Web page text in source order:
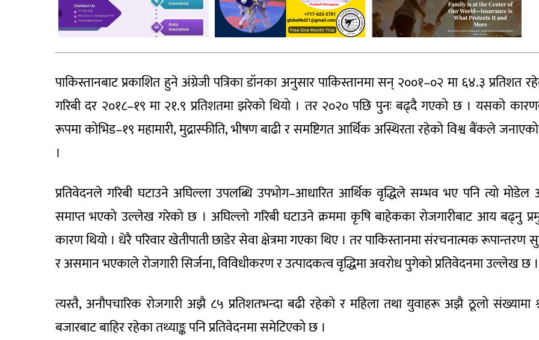
पाकिस्तानबाट प्रकाशित हुने अंग्रेजी पत्रिका डॉनका अनुसार पाकिस्तानमा सन् २००१–०२ मा ६४.३ प्रतिशत
गरिबी दर २०१८–१९ मा २१.९ प्रतिशतमा झरेको थियो । तर २०२० पछि पुनः बढ्दै गएको छ । यसको
रूपमा कोभिड–१९ महामारी, मुद्रास्फीति, भीषण बाढी र समष्टिगत आर्थिक अस्थिरता रहेको विश्व बैंकले
।
प्रतिवेदनले गरिबी घटाउने अघिल्ला उपलब्धि उपभोग–आधारित आर्थिक वृद्धिले सम्भव भए पनि त्यो मोडेल
समाप्त भएको उल्लेख गरेको छ । अघिल्लो गरिबी घटाउने क्रममा कृषि बाहेकका रोजगारीबाट आय बढ्नु
कारण थियो । धेरै परिवार खेतीपाती छाडेर सेवा क्षेत्रमा गएका थिए । तर पाकिस्तानमा संरचनात्मक रूपान्तरण
र असमान भएकाले रोजगारी सिर्जना, विविधीकरण र उत्पादकत्व वृद्धिमा अवरोध पुगेको प्रतिवेदनमा उल्लेख छ ।
त्यस्तै, अनौपचारिक रोजगारी अझै ८५ प्रतिशतभन्दा बढी रहेको र महिला तथा युवाहरू अझै ठूलो संख्यामा
बजारबाट बाहिर रहेका तथ्याङ्क पनि प्रतिवेदनमा समेटिएको छ ।